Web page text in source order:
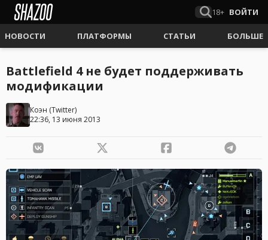
18+ ВОЙТИ
НОВОСТИ ПЛАТФОРМЫ СТАТЬИ БОЛЬШЕ
Battlefield 4 не будет поддерживать
модификации
Коэн (Twitter)
22:36, 13 июня 2013